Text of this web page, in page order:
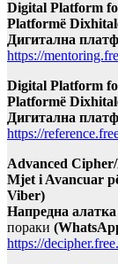
Digital Platform
Platformë
Дигитална
https://
Digital Platform
Platformë
Дигитална
https://
Advanced
Mjet i Avancuar
Viber)
Напредна
пораки
https://